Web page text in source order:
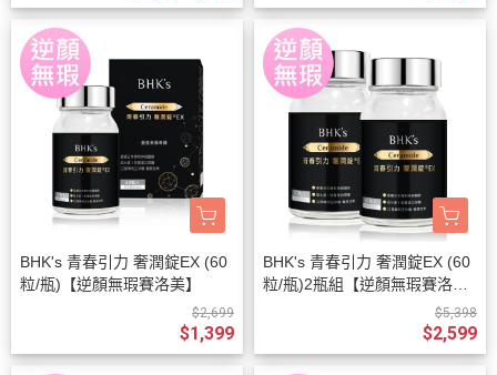
BHK's 青春引力 奢潤錠EX (60
粒/瓶)【逆顏無瑕賽洛美】
$2,699
$1,399
BHK's 青春引力 奢潤錠EX (60
粒/瓶)2瓶組【逆顏無瑕賽洛
$5,398
$2,599